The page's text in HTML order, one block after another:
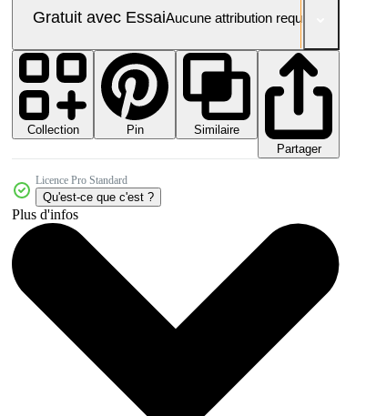
Gratuit avec EssaiAucune attribution requise
Collection Pin
Similaire
Partager
Licence Pro Standard
Qu'est-ce que c'est ?
Plus d'infos